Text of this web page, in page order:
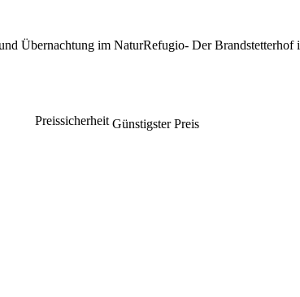
Übernachtung im NaturRefugio- Der Brandstetterhof
Preissicherheit Günstigster Preis